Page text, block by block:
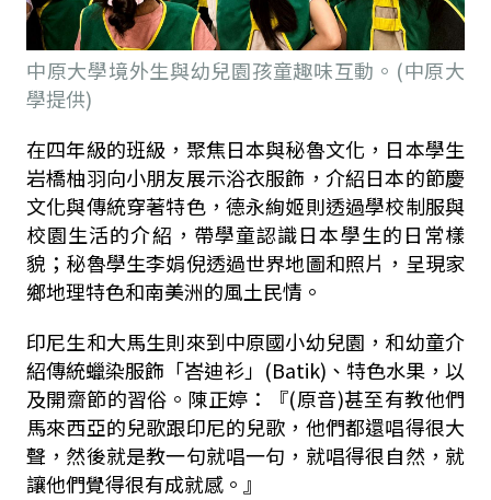
中原大學境外生與幼兒園孩童趣味互動。(中原大
學提供)
在四年級的班級，聚焦日本與秘魯文化，日本學生
岩橋柚羽向小朋友展示浴衣服飾，介紹日本的節慶
文化與傳統穿著特色，德永絢姬則透過學校制服與
校園生活的介紹，帶學童認識日本學生的日常樣
貌；秘魯學生李娟倪透過世界地圖和照片，呈現家
鄉地理特色和南美洲的風土民情。
印尼生和大馬生則來到中原國小幼兒園，和幼童介
紹傳統蠟染服飾「峇迪衫」(Batik)、特色水果，以
及開齋節的習俗。陳正婷：『(原音)甚至有教他們
馬來西亞的兒歌跟印尼的兒歌，他們都還唱得很大
聲，然後就是教一句就唱一句，就唱得很自然，就
讓他們覺得很有成就感。』